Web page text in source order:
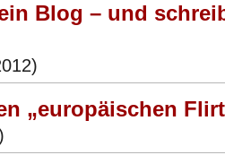
Blog – und
„europäischen